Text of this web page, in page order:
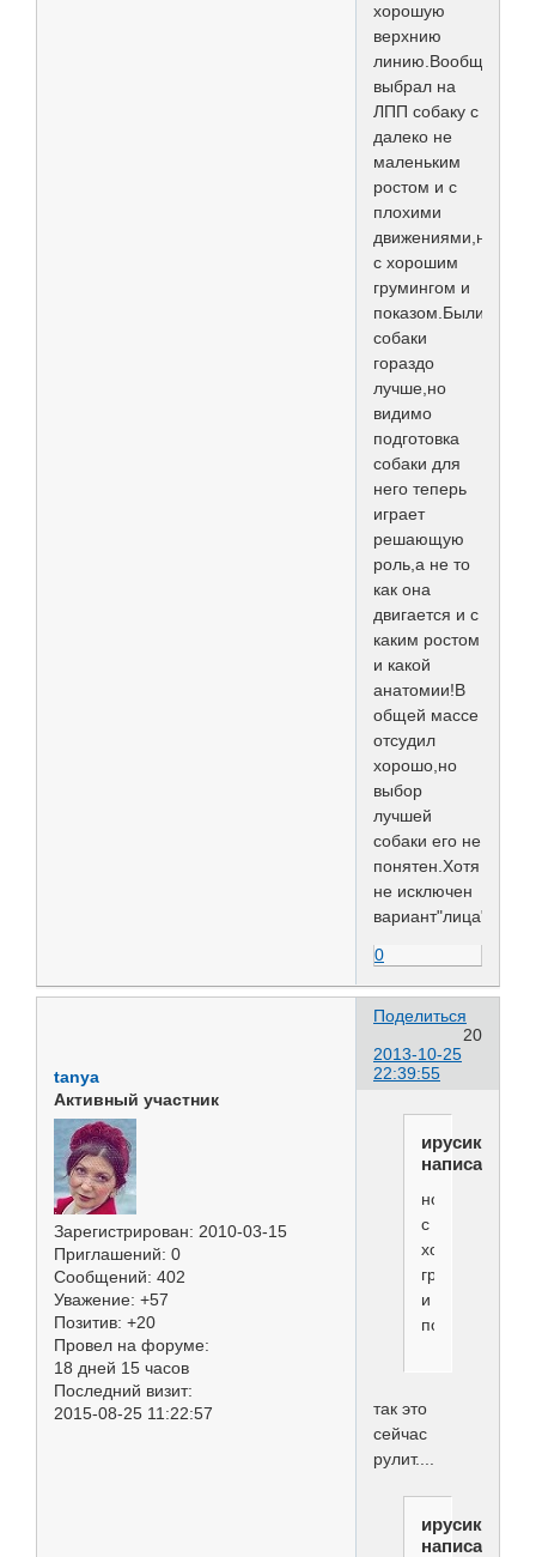
хорошую
верхнию
линию.Вообщем
выбрал на
ЛПП собаку с
далеко не
маленьким
ростом и с
плохими
движениями,но
с хорошим
грумингом и
показом.Были
собаки
гораздо
лучше,но
видимо
подготовка
собаки для
него теперь
играет
решающую
роль,а не то
как она
двигается и с
каким ростом
и какой
анатомии!В
общей массе
отсудил
хорошо,но
выбор
лучшей
собаки его не
понятен.Хотя
не исключен
вариант"лица".
0
Поделиться
20
2013-10-25
22:39:55
tanya
Активный участник
Зарегистрирован: 2010-03-15
Приглашений: 0
Сообщений: 402
Уважение: +57
Позитив: +20
Провел на форуме:
18 дней 15 часов
Последний визит:
2015-08-25 11:22:57
ирусик
написал(а):
но
с
хорошим
грумингом
и
показом
так это
сейчас
рулит....
ирусик
написал(а):